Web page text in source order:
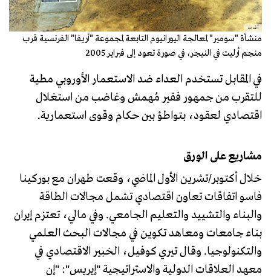
أ ف ب
منشأة "سومير" لمعالجة اليورانيوم التابعة لمجموعة "أريفا" الفرنسية قرب
منجم أرليت في النيجر، في صورة تعود إلى فبراير 2005
في المقابل تستخدم العداء ضد الاستعمار الأوروبي مطية
للتقرب من جمهور فقير مُهمش وغاضب من استغلال
اقتصادي لعقود، بتواطؤ بين حكام وقوى استعمارية.
مشاريع على الورق
خلال أكتوبر/تشرين الأول الماضي، وقعت طهران مع بوركينا
فاسو اتفاقات تعاون اقتصادي تشمل مجالات الطاقة
والبناء والتشييد والتعليم الجامعي. وفي مالي، تعتزم إيران
بناء جامعات ومعاهد تكوين في مجالات البحث العلمي
والتكنولوجيا. وقال تيري كوفيل، الخبير الاقتصادي في
معهد العلاقات الدولية والاستراتيجية "إيريس": "إن